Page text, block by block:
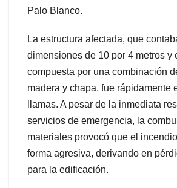
Palo Blanco.
La estructura afectada, que
dimensiones de 10 por 4 metros y
compuesta por una combinación
madera y chapa, fue rápidamente
llamas. A pesar de la inmediata
servicios de emergencia, la
materiales provocó que el
forma agresiva, derivando en
para la edificación.